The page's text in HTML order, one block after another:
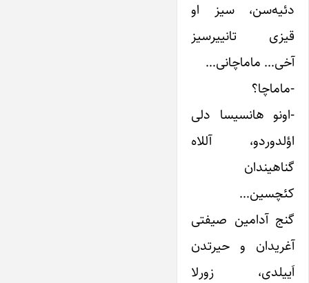
دئیه‌سن، سیز او
قیزی تانییرسیز
آخی… ماماچانی…
-ماماچا؟
-اونو هانسیسا دلی
اؤلدوردو، آللاه
گناهیندان
کئچسین…
گنج آدامین صیفتی
آغریدان و حیرتدن
اَییلدی، زورلا